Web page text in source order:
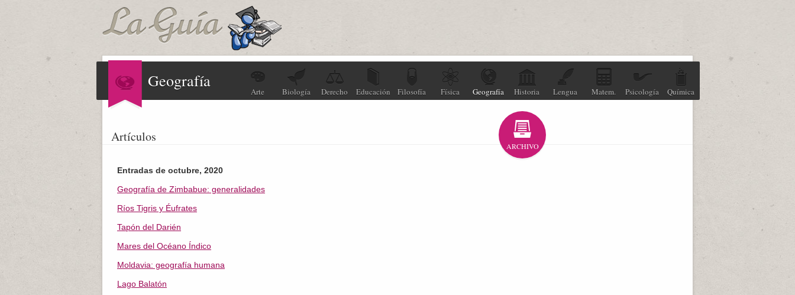
Geografía
Arte Biología Derecho Educación Filosofía Física Geografía Historia Lengua Matem. Psicología Química
Artículos
ARCHIVO
Entradas de octubre, 2020
Geografía de Zimbabue: generalidades
Ríos Tigris y Éufrates
Tapón del Darién
Mares del Océano Índico
Moldavia: geografía humana
Lago Balatón